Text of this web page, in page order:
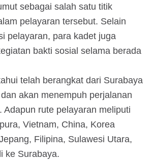
sebagai salah satu titik
pelayaran tersebut. Selain
pelayaran, para kadet juga
bakti sosial selama berada
telah berangkat dari Surabaya
akan menempuh perjalanan
Adapun rute pelayaran meliputi
Vietnam, China, Korea
Filipina, Sulawesi Utara,
ke Surabaya.